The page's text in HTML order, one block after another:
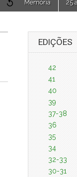
Memória 25
EDIÇÕES
42
41
40
39
37-38
36
35
34
32-33
30-31